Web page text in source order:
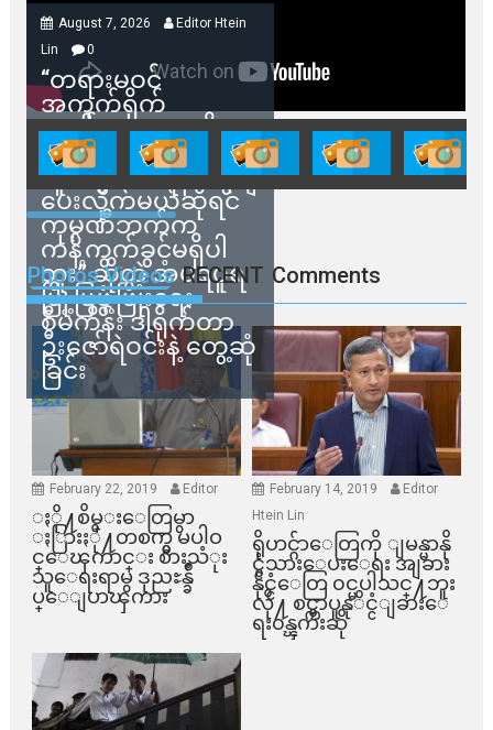
August 7, 2026
Editor Htein
Lin
0
“တရားမဝင်
အကွက်ရိုက်
ရောင်းချမှုတွေကို
သက်ဆိုင်ရာတာဝန်ရှိ
သူတွေက ဂရန်တွေချ
ပေးလိုက်မယ်ဆိုရင်
ကုမ္ပဏီဘက်က
ကန့်ကွက်ခွင့်မရှိပါ
ဘူး” ဆိုတဲ့ အမရပူရ
မြို့ပြဖွံ့ဖြိုးရေး
စီမံကိန်း ဒါရိုက်တာ
ဦးဇော်ရဲဝင်းနဲ့ တွေ့ဆုံ
ခြင်း
Photos Videos RECENT Comments
February 22, 2019 Editor
ႏို႔စိမ္းေတြမွာ
ႏြားႏို႔တစက္မွ မပါဝ
င္ေၾကာင္း စားသံုး
သူေရးရာမွ ဒုညႊန္ခ်ဳ
ပ္ေျပာၾကား
February 14, 2019
Editor
Htein Lin
ရိုဟင္ဂ်ာေတြကို ျမန္မာနို
င္ငံသားေပးေရး အျခား
နိုင္ငံေတြ ၀င္မပါသင္႔ဘူး
လို႔ စင္ကာပူနုိင္ငံျခားေ
ရး၀န္ၾကီးဆို